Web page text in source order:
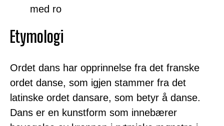
med ro
Etymologi
Ordet dans har opprinnelse fra det franske
ordet danse, som igjen stammer fra det
latinske ordet dansare, som betyr å danse.
Dans er en kunstform som innebærer